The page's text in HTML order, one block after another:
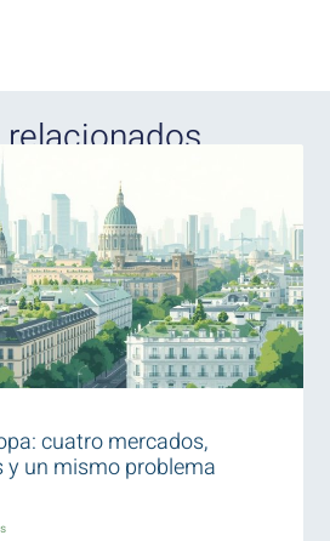
cuatro mercados,
un mismo problema